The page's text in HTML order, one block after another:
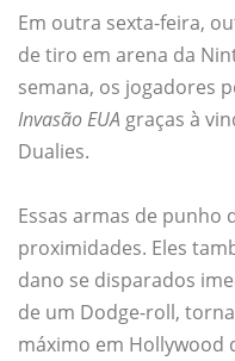
Em outra sexta-feira,
de tiro em arena da
semana, os jogadores
Invasão EUA graças à
Dualies.
Essas armas de punho
proximidades. Eles
dano se disparados
de um Dodge-roll,
máximo em Hollywood